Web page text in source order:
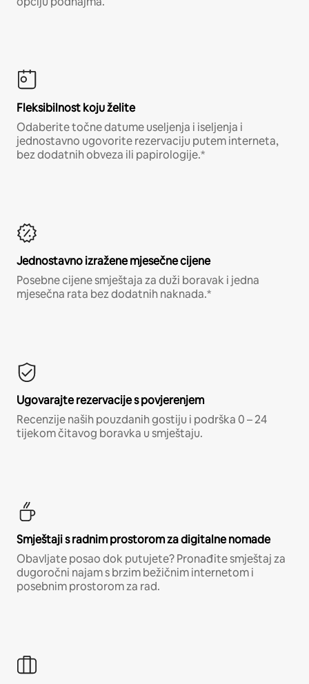
Fleksibilnost koju želite
Odaberite točne datume useljenja i iseljenja i
jednostavno ugovorite rezervaciju putem interneta,
bez dodatnih obveza ili papirologije.*
Jednostavno izražene mjesečne cijene
Posebne cijene smještaja za duži boravak i jedna
mjesečna rata bez dodatnih naknada.*
Ugovarajte rezervacije s povjerenjem
Recenzije naših pouzdanih gostiju i podrška 0 – 24
tijekom čitavog boravka u smještaju.
Smještaji s radnim prostorom za digitalne nomade
Obavljate posao dok putujete? Pronađite smještaj za
dugoročni najam s brzim bežičnim internetom i
posebnim prostorom za rad.